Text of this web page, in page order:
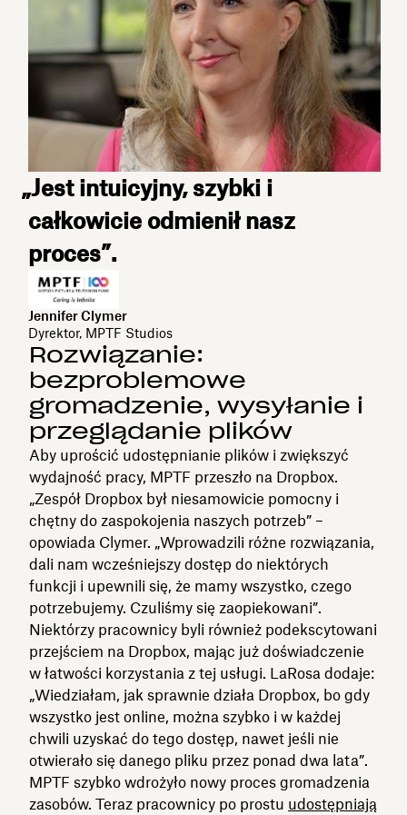
„Jest intuicyjny, szybki i
całkowicie odmienił nasz
proces”.
Jennifer Clymer
Dyrektor, MPTF Studios
Rozwiązanie:
bezproblemowe
gromadzenie, wysyłanie i
przeglądanie plików
Aby uprościć udostępnianie plików i zwiększyć
wydajność pracy, MPTF przeszło na Dropbox.
„Zespół Dropbox był niesamowicie pomocny i
chętny do zaspokojenia naszych potrzeb” –
opowiada Clymer. „Wprowadzili różne rozwiązania,
dali nam wcześniejszy dostęp do niektórych
funkcji i upewnili się, że mamy wszystko, czego
potrzebujemy. Czuliśmy się zaopiekowani”.
Niektórzy pracownicy byli również podekscytowani
przejściem na Dropbox, mając już doświadczenie
w łatwości korzystania z tej usługi. LaRosa dodaje:
„Wiedziałam, jak sprawnie działa Dropbox, bo gdy
wszystko jest online, można szybko i w każdej
chwili uzyskać do tego dostęp, nawet jeśli nie
otwierało się danego pliku przez ponad dwa lata”.
MPTF szybko wdrożyło nowy proces gromadzenia
zasobów. Teraz pracownicy po prostu udostępniają